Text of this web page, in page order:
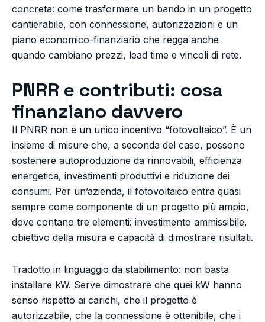
concreta: come trasformare un bando in un progetto
cantierabile, con connessione, autorizzazioni e un
piano economico-finanziario che regga anche
quando cambiano prezzi, lead time e vincoli di rete.
PNRR e contributi: cosa
finanziano davvero
Il PNRR non è un unico incentivo “fotovoltaico”. È un
insieme di misure che, a seconda del caso, possono
sostenere autoproduzione da rinnovabili, efficienza
energetica, investimenti produttivi e riduzione dei
consumi. Per un’azienda, il fotovoltaico entra quasi
sempre come componente di un progetto più ampio,
dove contano tre elementi: investimento ammissibile,
obiettivo della misura e capacità di dimostrare risultati.
Tradotto in linguaggio da stabilimento: non basta
installare kW. Serve dimostrare che quei kW hanno
senso rispetto ai carichi, che il progetto è
autorizzabile, che la connessione è ottenibile, che i